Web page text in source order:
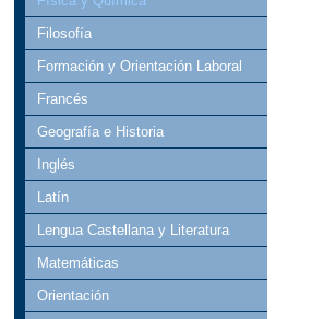
Filosofía
Formación y Orientación Laboral
Francés
Geografía e Historia
Inglés
Latín
Lengua Castellana y Literatura
Matemáticas
Orientación